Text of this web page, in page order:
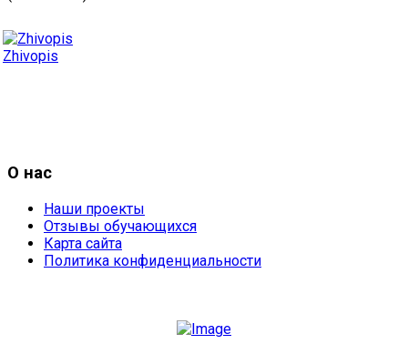
Zhivopis
О нас
Наши проекты
Отзывы обучающихся
Карта сайта
Политика конфиденциальности